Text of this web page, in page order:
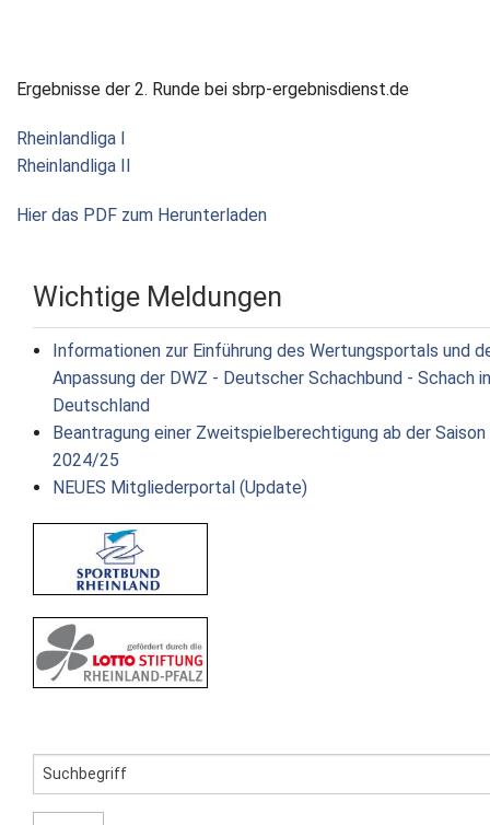
Ergebnisse der 2. Runde bei sbrp-ergebnisdienst.de
Rheinlandliga I
Rheinlandliga II
Hier das PDF zum Herunterladen
Wichtige Meldungen
Informationen zur Einführung des Wertungsportals und
Anpassung der DWZ - Deutscher Schachbund - Schach in
Deutschland
Beantragung einer Zweitspielberechtigung ab der Saison
2024/25
NEUES Mitgliederportal (Update)